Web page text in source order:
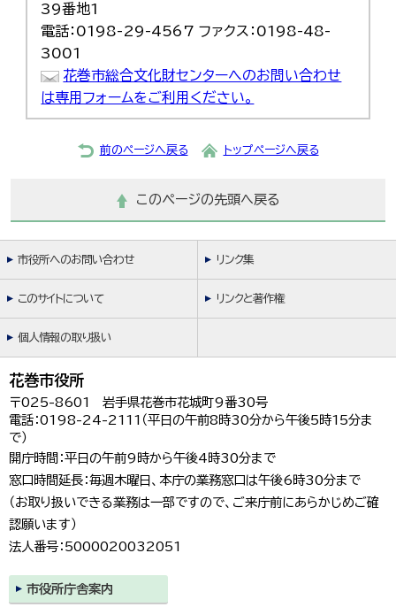
39番地1
電話：0198-29-4567 ファクス：0198-48-
3001
花巻市総合文化財センターへのお問い合わせ
は専用フォームをご利用ください。
前のページへ戻る トップページへ戻る
このページの先頭へ戻る
市役所へのお問い合わせ リンク集
このサイトについて リンクと著作権
個人情報の取り扱い
花巻市役所
〒025-8601 岩手県花巻市花城町9番30号
電話：0198-24-2111（平日の午前8時30分から午後5時15分ま
で）
開庁時間：平日の午前9時から午後4時30分まで
窓口時間延長：毎週木曜日、本庁の業務窓口は午後6時30分まで
（お取り扱いできる業務は一部ですので、ご来庁前にあらかじめご確
認願います）
法人番号：5000020032051
市役所庁舎案内